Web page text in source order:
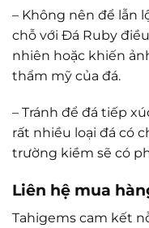
– Không nên để lẫn
chỗ với Đá Ruby
nhiên hoặc khiến
thẩm mỹ của đá.
– Tránh để đá tiếp
rất nhiều loại đá có
trường kiềm sẽ có
Liên hệ mua
Tahigems cam kết